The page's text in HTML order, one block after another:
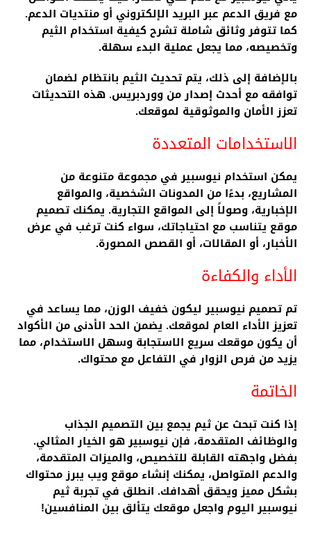
مع فريق الدعم عبر البريد الإلكتروني أو منتديات الدعم.
كما تتوفر وثائق شاملة تشرح كيفية استخدام الثيم
وتخصيصه، مما يجعل عملية البدء سهلة.
بالإضافة إلى ذلك، يتم تحديث الثيم بانتظام لضمان
توافقه مع أحدث إصدار من ووردبريس. هذه التحديثات
تعزز الأمان والموثوقية لموقعك.
الاستخدامات المتعددة
يمكن استخدام نيوسبير في مجموعة متنوعة من
المشاريع، بدءًا من المدونات الشخصية، والمواقع
الإخبارية، وصولاً إلى المواقع التجارية. يمكنك تصميم
موقع يتناسب مع احتياجاتك، سواء كنت ترغب في عرض
الأخبار، أو المقالات، أو القصص المصورة.
الأداء والكفاءة
تم تصميم نيوسبير ليكون خفيف الوزن، مما يساعد في
تعزيز الأداء العام لموقعك. يضمن الحد الأدنى من الأكواد
أن يكون موقعك سريع الاستجابة وسهل الاستخدام، مما
يزيد من فرص الزوار في التفاعل مع محتواك.
الخاتمة
إذا كنت تبحث عن ثيم يجمع بين التصميم الجذاب
والوظائف المتقدمة، فإن نيوسبير هو الخيار المثالي.
بفضل واجهته القابلة للتخصيص، والميزات المتقدمة،
والدعم المتواصل، يمكنك إنشاء موقع ويب يبرز محتواك
بشكل مميز ويحقق أهدافك. انطلق في تجربة ثيم
نيوسبير اليوم واجعل موقعك يتألق بين المنافسين!